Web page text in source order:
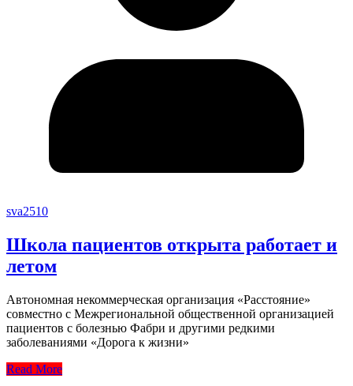
sva2510
Школа пациентов открыта работает и
летом
Автономная некоммерческая организация «Расстояние»
совместно с Межрегиональной общественной организацией
пациентов с болезнью Фабри и другими редкими
заболеваниями «Дорога к жизни»
Read More